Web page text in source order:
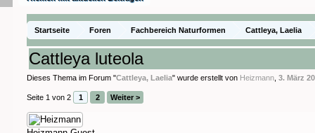
Startseite Foren Fachbereich Naturformen Cattleya, Laelia
Cattleya luteola
Dieses Thema im Forum "Cattleya, Laelia" wurde erstellt von Heizmann ,3. März
Seite 1 von 2 1 2 Weiter >